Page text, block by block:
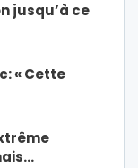
jusqu’à ce
« Cette